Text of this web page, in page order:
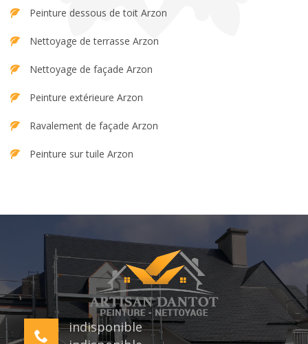
Peinture dessous de toit Arzon
Nettoyage de terrasse Arzon
Nettoyage de façade Arzon
Peinture extérieure Arzon
Ravalement de façade Arzon
Peinture sur tuile Arzon
indisponible